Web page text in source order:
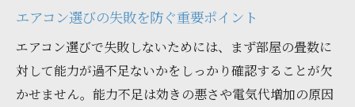
エアコン選びの失敗を防ぐ重要ポイント
エアコン選びで失敗しないためには、まず部屋の畳数に
対して能力が過不足ないかをしっかり確認することが欠
かせません。能力不足は効きの悪さや電気代増加の原因